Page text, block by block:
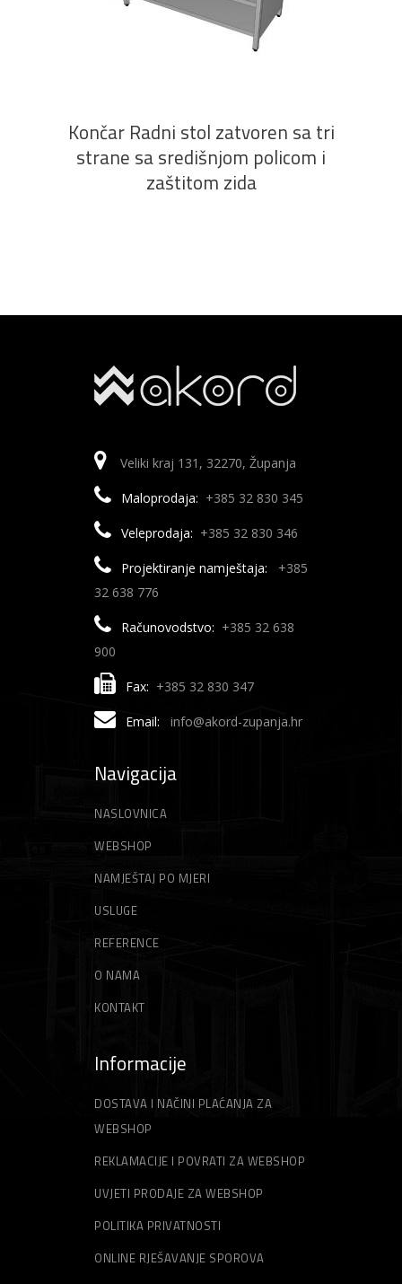
PROČITAJ VIŠE
Končar Radni stol zatvoren sa tri
strane sa središnjom policom i
zaštitom zida
Veliki kraj 131, 32270, Županja
Maloprodaja: +385 32 830 345
Veleprodaja: +385 32 830 346
Projektiranje namještaja:
+385
32 638 776
Računovodstvo: +385 32 638
900
Fax: +385 32 830 347
Email: info@akord-zupanja.hr
Navigacija
NASLOVNICA
WEBSHOP
NAMJEŠTAJ PO MJERI
USLUGE
REFERENCE
O NAMA
KONTAKT
Informacije
DOSTAVA I NAČINI PLAĆANJA ZA
WEBSHOP
REKLAMACIJE I POVRATI ZA WEBSHOP
UVJETI PRODAJE ZA WEBSHOP
POLITIKA PRIVATNOSTI
ONLINE RJEŠAVANJE SPOROVA